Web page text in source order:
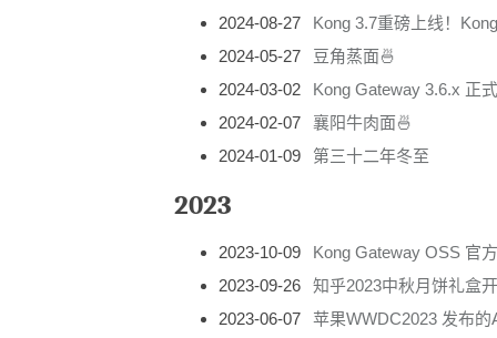
2024-08-27
Kong 3.7重磅上线！
2024-05-27
豆角蒸面🍜
2024-03-02
Kong Gateway 3.6.x 正
2024-02-07
襄阳牛肉面🍜
2024-01-09
第三十二年冬至
2023
2023-10-09
Kong Gateway OSS 官
2023-09-26
知乎2023中秋月饼礼盒
2023-06-07
苹果WWDC2023 发布的